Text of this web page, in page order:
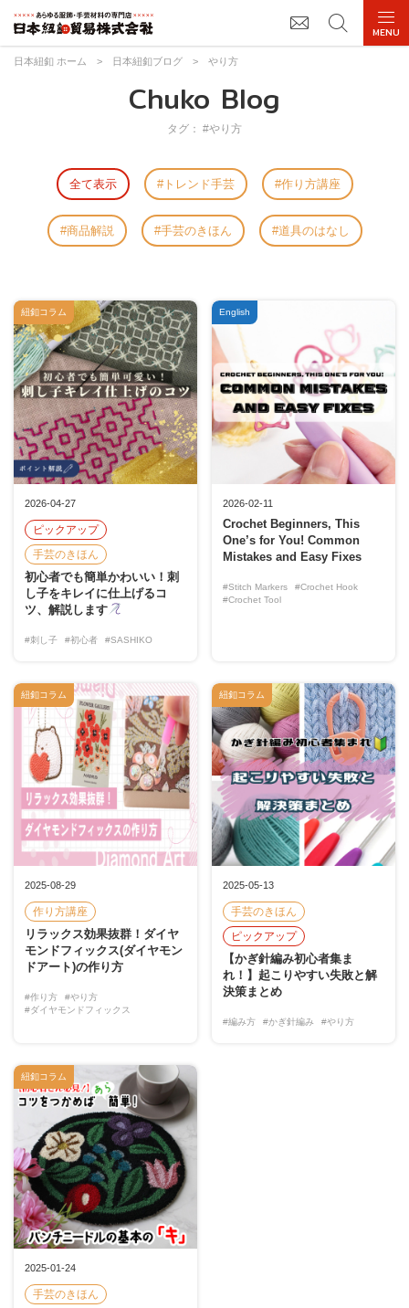
日本紐釦 ホーム > 日本紐釦ブログ > やり方
Chuko Blog
タグ： #やり方
全て表示 トレンド手芸 作り方講座
商品解説 手芸のきほん 道具のはなし
2026-04-27
ピックアップ
手芸のきほん
初心者でも簡単かわいい！刺
し子をキレイに仕上げるコ
ツ、解説します
#刺し子 #初心者 #SASHIKO
紐釦コラム
2026-02-11
Crochet Beginners, This
One’s for You! Common
Mistakes and Easy Fixes
#Stitch Markers
#Crochet Hook
#Crochet Tool
English
2025-08-29
作り方講座
リラックス効果抜群！ダイヤ
モンドフィックス(ダイヤモン
ドアート)の作り方
#作り方
#やり方
#ダイヤモンドフィックス
紐釦コラム
2025-05-13
手芸のきほん
ピックアップ
【かぎ針編み初心者集ま
れ！】起こりやすい失敗と解
決策まとめ
#編み方 #かぎ針編み #やり方
紐釦コラム
2025-01-24
手芸のきほん
紐釦コラム